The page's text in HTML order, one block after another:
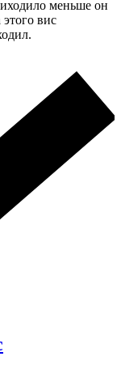
меньше он
вис